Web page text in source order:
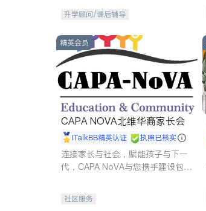
升学顾问/课后辅导
精英会员
CAPA NOVA北维华裔家长会
iTalkBB精英认证 执照已核实
连接家长与社会，赋能孩子与下一
代，CAPA NoVA与您携手建设包
社区服务